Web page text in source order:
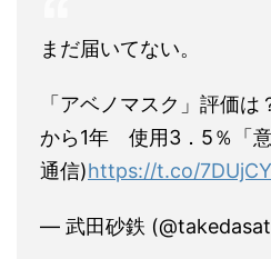
まだ届いてない。
「アベノマスク」評
から1年 使用3．5％「
通信)https://t.co/
— 武田砂鉄